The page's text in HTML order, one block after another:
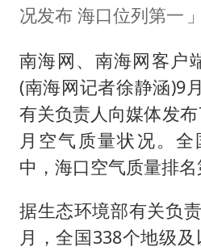
杭州全市
全民健
老挝国
况发布 海口位列第一
南海网、南海网客户
(南海网记者徐静涵)9
有关负责人向媒体发
月空气质量状况。
中，海口空气质量排名
据生态环境部有关负
月，全国338个地级